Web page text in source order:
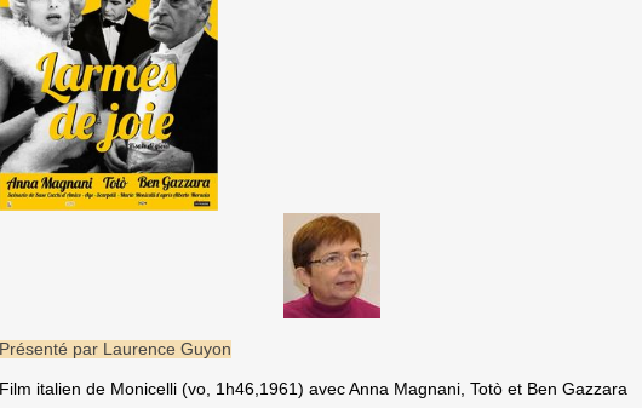
Présenté par Laurence Guyon
Film italien de Monicelli (vo, 1h46,1961) avec Anna Magnani, Totò et Ben Gazzara